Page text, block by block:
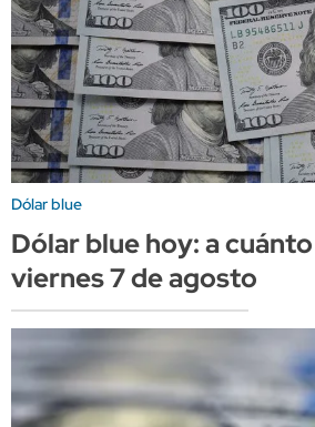
Dólar blue
Dólar blue hoy: a
viernes 7 de agosto